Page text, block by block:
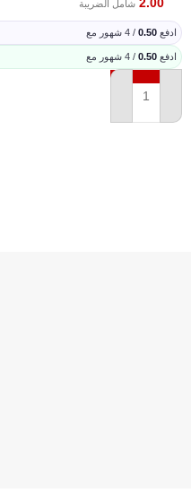
شامل الضريبة
ادفع 0.50 / 4 شهور مع
ادفع 0.50 / 4 شهور مع
إضافة إلى السلة